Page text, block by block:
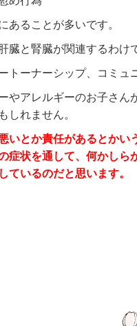
あることが多いです。
臓と腎臓が関連するわけ
ーナーシップ、コミュ
やアレルギーのお子さん
しれません。
いとか責任があるとかい
症状を通して、何かしら
ているのだと思います。